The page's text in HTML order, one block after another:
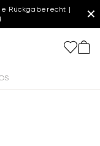
Rückgaberecht |
✕